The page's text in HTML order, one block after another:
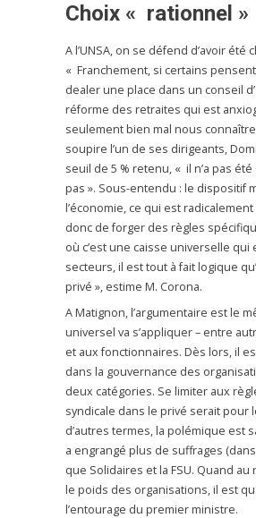
Choix « rationnel »
A l’UNSA, on se défend d’avoir été
« Franchement, si certains
dealer une place dans un conseil
réforme des retraites qui est
seulement bien mal nous
soupire l’un de ses dirigeants,
seuil de 5 % retenu, « il n’a pas été
pas ». Sous-entendu : le dispositif
l’économie, ce qui est
donc de forger des règles
où c’est une caisse universelle qui
secteurs, il est tout à fait logique
privé », estime M. Corona.
A Matignon, l’argumentaire est le
universel va s’appliquer – entre
et aux fonctionnaires. Dès lors, il
dans la gouvernance des
deux catégories. Se limiter aux
syndicale dans le privé serait pour
d’autres termes, la polémique est
a engrangé plus de suffrages
que Solidaires et la FSU. Quand
le poids des organisations, il est
l’entourage du premier ministre.